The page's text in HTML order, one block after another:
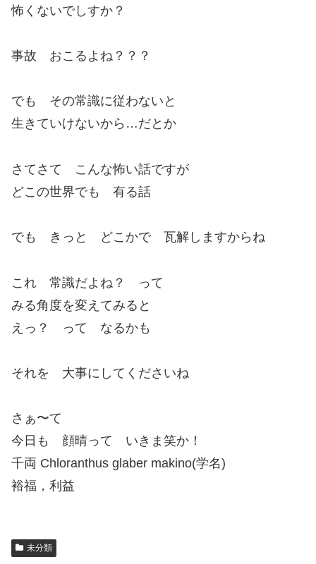
怖くないでしすか？
事故 おこるよね？？？
でも その常識に従わないと
生きていけないから…だとか
さてさて こんな怖い話ですが
どこの世界でも 有る話
でも きっと どこかで 瓦解しますからね
これ 常識だよね？ って
みる角度を変えてみると
えっ？ って なるかも
それを 大事にしてくださいね
さぁ〜て
今日も 顔晴って いきま笑か！
千両 Chloranthus glaber makino(学名)
裕福，利益
未分類